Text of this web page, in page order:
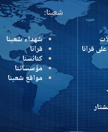
شعبنا:
شهداء شعبنا
قرانا
كنائسنا
مؤسساتنا
مواقع شعبنا